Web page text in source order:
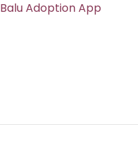
Balu Adoption App